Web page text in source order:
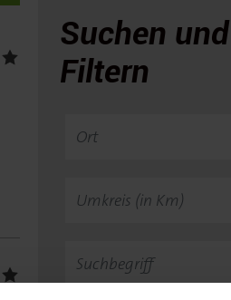
Suchen und
Filtern